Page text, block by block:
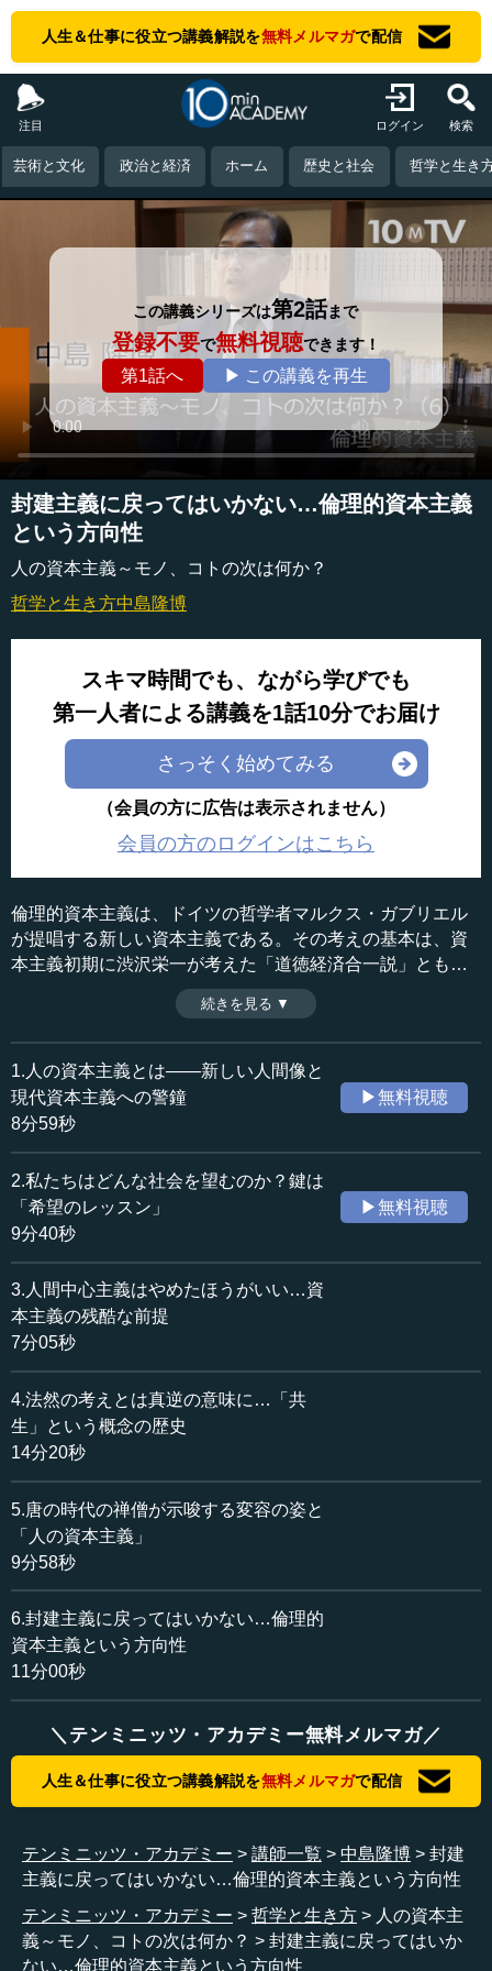
人生＆仕事に役立つ講義解説を無料メルマガで配信
注目 ログイン 検索
芸術と文化 政治と経済 ホーム 歴史と社会 哲学と生き
この講義シリーズは第2話まで
登録不要で無料視聴できます！
第1話へ ▶ この講義を再生
封建主義に戻ってはいかない…倫理的資本主義
という方向性
人の資本主義～モノ、コトの次は何か？
哲学と生き方中島隆博
スキマ時間でも、ながら学びでも
第一人者による講義を1話10分でお届け
さっそく始めてみる
（会員の方に広告は表示されません）
会員の方のログインはこちら
倫理的資本主義は、ドイツの哲学者マルクス・ガブリエル
が提唱する新しい資本主義である。その考えの基本は、資
本主義初期に渋沢栄一が考えた「道徳経済合一説」とも、
アダム・スミスの「道徳経済論」とも共通する。また、人
がよりよく花開くためには、資本主義だけでなく民主主義
も鍛えなおされなければならない。（全6話中第6話）
収録日：2024年4月11日
追加日：2024年8月31日
カテゴリー：
哲学・思想
≪全文≫
●マルクス・ガブリエルが語る「倫理的資本主義」
では、ここから倫理的資本主義の話に入りたいと思いま
私はドイツの哲学者のマルクス・ガブリエル氏とよく一
緒に仕事をするようになりました。ガブリエル氏は最近、
「倫理的資本主義」ということをよく語るようになってき
ました。エシカル（倫理的）なものを考慮することによっ
て、資本主義はよりよい方向に行くのではないかというこ
とです。
もちろん、「では、エシカルなものとは何か」というこ
とが、そこでは当然問われるわけです。
倫理的なものということで私たちがすぐ思いつくのは、
いう規制と考える場合が結構あるかと思います。もちろん
そういう面もありますが、ガブリエル氏が出す例は、例え
ば子どもが溺れかけているとき、自分は冷たいビールを飲
んでリラックスして楽しんでいる。どうするか。それはも
う、当然助けに行くでしょう、というようなことです。
道徳的な事実として、子どもが溺れているということは
あるのであって、そこに計算をしたりするような忖度とい
この例は、われわれにとっては実は非常に身近な例で、
『孟子』という古代中国の本の中に、「井戸に落ちそうに
なっている子どもがいれば、すぐにそれを助けに行くでし
ょう」という例があります。それと同じ例を用いて、ガブ
続きを見る ▼
1.人の資本主義とは――新しい人間像と
現代資本主義への警鐘
8分59秒
▶無料視聴
2.私たちはどんな社会を望むのか？鍵は
「希望のレッスン」
9分40秒
▶無料視聴
3.人間中心主義はやめたほうがいい…資
本主義の残酷な前提
7分05秒
4.法然の考えとは真逆の意味に…「共
生」という概念の歴史
14分20秒
5.唐の時代の禅僧が示唆する変容の姿と
「人の資本主義」
9分58秒
6.封建主義に戻ってはいかない…倫理的
資本主義という方向性
11分00秒
＼テンミニッツ・アカデミー無料メルマガ／
人生＆仕事に役立つ講義解説を無料メルマガで配信
テンミニッツ・アカデミー 講師一覧 中島隆博
封建
主義に戻ってはいかない…倫理的資本主義という方向性
テンミニッツ・アカデミー
哲学と生き方
人の資本主
義～モノ、コトの次は何か？
封建主義に戻ってはいか
ない…倫理的資本主義という方向性